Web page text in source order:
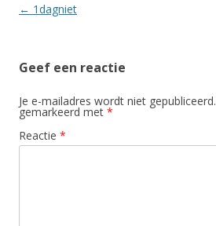
Berichtnavigatie
← 1dagniet
Geef een reactie
Je e-mailadres wordt niet gepubliceerd.
gemarkeerd met *
Reactie *